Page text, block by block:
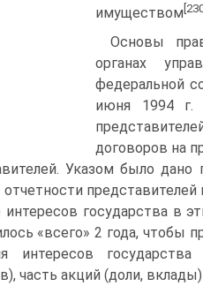
имуществом
Основы
органах
федеральной
июня 1994 г.
договоров на
Указом было
государства в
«всего» 2 года, чтобы
интересов
часть акций (доли,